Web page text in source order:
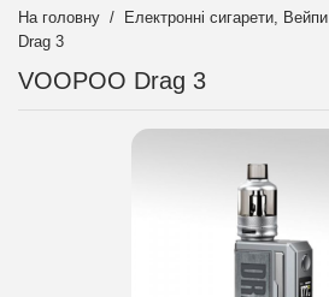
На головну Електронні сигарети, Вейпи
Drag 3
VOOPOO Drag 3